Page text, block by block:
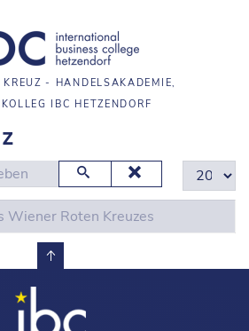
KREUZ - HANDELSAKADEMIE,
IBC HETZENDORF
Anzeige #
Wiener Roten Kreuzes